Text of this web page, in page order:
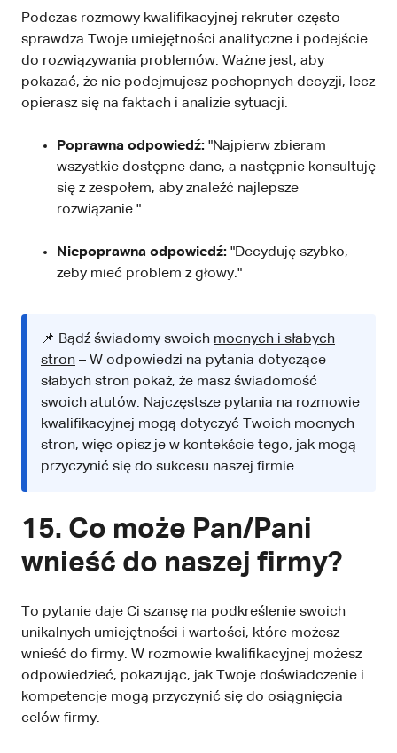
Podczas rozmowy kwalifikacyjnej rekruter często
sprawdza Twoje umiejętności analityczne i podejście
do rozwiązywania problemów. Ważne jest, aby
pokazać, że nie podejmujesz pochopnych decyzji, lecz
opierasz się na faktach i analizie sytuacji.
Poprawna odpowiedź: "Najpierw zbieram
wszystkie dostępne dane, a następnie konsultuję
się z zespołem, aby znaleźć najlepsze
rozwiązanie."
Niepoprawna odpowiedź: "Decyduję szybko,
żeby mieć problem z głowy."
📌 Bądź świadomy swoich mocnych i słabych
stron – W odpowiedzi na pytania dotyczące
słabych stron pokaż, że masz świadomość
swoich atutów. Najczęstsze pytania na rozmowie
kwalifikacyjnej mogą dotyczyć Twoich mocnych
stron, więc opisz je w kontekście tego, jak mogą
przyczynić się do sukcesu naszej firmie.
15. Co może Pan/Pani
wnieść do naszej firmy?
To pytanie daje Ci szansę na podkreślenie swoich
unikalnych umiejętności i wartości, które możesz
wnieść do firmy. W rozmowie kwalifikacyjnej możesz
odpowiedzieć, pokazując, jak Twoje doświadczenie i
kompetencje mogą przyczynić się do osiągnięcia
celów firmy.